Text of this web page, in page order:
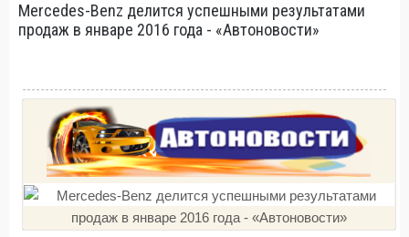
Mercedes-Benz делится успешными результатами
продаж в январе 2016 года - «Автоновости»